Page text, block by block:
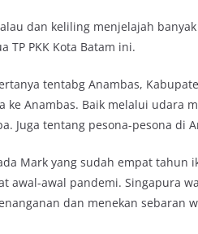
dan keliling menjelajah
TP PKK Kota Batam ini.
tentabg Anambas,
Anambas. Baik melalui udara
Juga tentang pesona-pesona di
Mark yang sudah empat tahun
awal-awal pandemi. Singapura
dan menekan sebaran